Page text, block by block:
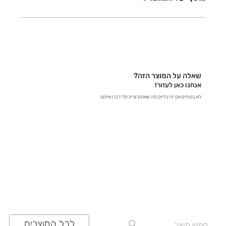
נשמח לעזור לכם למצוא את כל המידע שאתם צריכים! -
ולוודא שתעשו את הבחירה הנכונה!
שאלה על המוצר הזה?
אנחנו כאן לעזור!
לא בטוחים אם זה בדיוק מה שאתם צריכים? דברו איתנו!